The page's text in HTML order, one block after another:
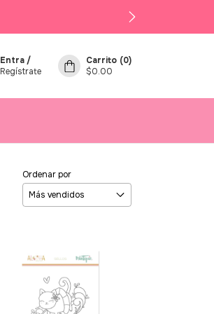
Entra /
Regístrate
Carrito (0)
$0.00
Ordenar por